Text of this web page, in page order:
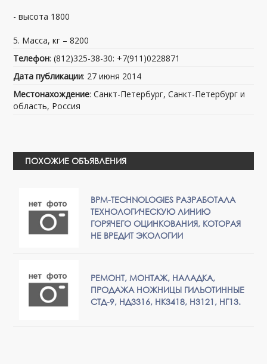
- высота 1800
5. Масса, кг – 8200
Телефон: (812)325-38-30: +7(911)0228871
Дата публикации: 27 июня 2014
Местонахождение: Санкт-Петербург, Санкт-Петербург и
область, Россия
ПОХОЖИЕ ОБЪЯВЛЕНИЯ
BPM-TECHNOLOGIES РАЗРАБОТАЛА
ТЕХНОЛОГИЧЕСКУЮ ЛИНИЮ
ГОРЯЧЕГО ОЦИНКОВАНИЯ, КОТОРАЯ
НЕ ВРЕДИТ ЭКОЛОГИИ
РЕМОНТ, МОНТАЖ, НАЛАДКА,
ПРОДАЖА НОЖНИЦЫ ГИЛЬОТИННЫЕ
СТД-9, НД3316, НК3418, Н3121, НГ13.